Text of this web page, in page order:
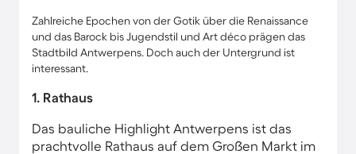
Zahlreiche Epochen von der Gotik über die Renaissance
und das Barock bis Jugendstil und Art déco prägen das
Stadtbild Antwerpens. Doch auch der Untergrund ist
interessant.
1. Rathaus
Das bauliche Highlight Antwerpens ist das
prachtvolle Rathaus auf dem Großen Markt im